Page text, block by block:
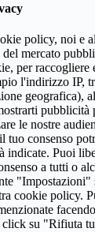
policy, noi e
mercato
per raccogliere
l'indirizzo IP,
geografica),
pubblicità
le nostre
tuo consenso
indicate. Puoi
a tutti o
"Impostazioni"
cookie policy.
click su "Rifiuta